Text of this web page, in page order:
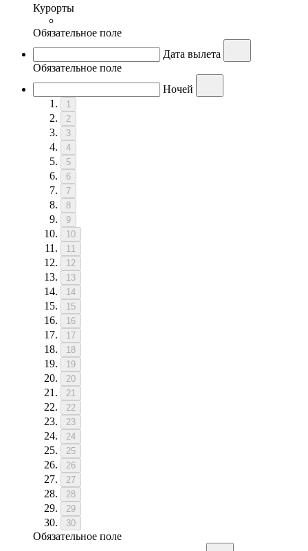
Курорты
Обязательное поле
Дата вылета
Обязательное поле
Ночей
1
2
3
4
5
6
7
8
9
10
11
12
13
14
15
16
17
18
19
20
21
22
23
24
25
26
27
28
29
30
Обязательное поле